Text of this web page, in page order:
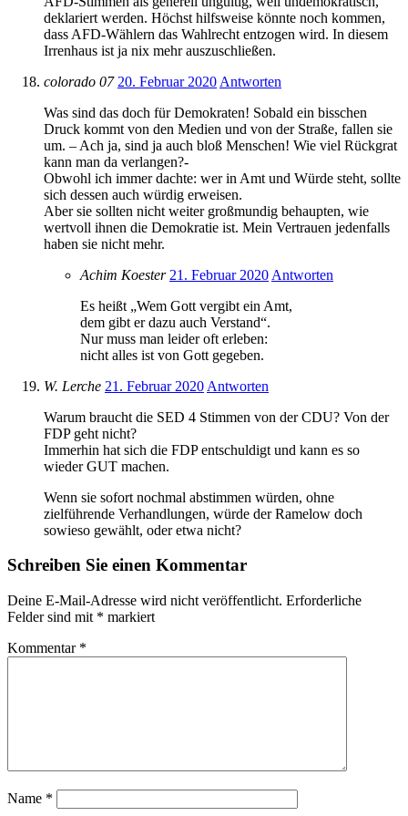
deklariert werden. Höchst hilfsweise könnte noch kommen,
dass AFD-Wählern das Wahlrecht entzogen wird. In diesem
Irrenhaus ist ja nix mehr auszuschließen.
colorado 07 20. Februar 2020 Antworten
Was sind das doch für Demokraten! Sobald ein bisschen
Druck kommt von den Medien und von der Straße, fallen sie
um. – Ach ja, sind ja auch bloß Menschen! Wie viel Rückgrat
kann man da verlangen?-
Obwohl ich immer dachte: wer in Amt und Würde steht, sollte
sich dessen auch würdig erweisen.
Aber sie sollten nicht weiter großmundig behaupten, wie
wertvoll ihnen die Demokratie ist. Mein Vertrauen jedenfalls
haben sie nicht mehr.
Achim Koester 21. Februar 2020 Antworten
Es heißt „Wem Gott vergibt ein Amt,
dem gibt er dazu auch Verstand“.
Nur muss man leider oft erleben:
nicht alles ist von Gott gegeben.
W. Lerche 21. Februar 2020 Antworten
Warum braucht die SED 4 Stimmen von der CDU? Von der
FDP geht nicht?
Immerhin hat sich die FDP entschuldigt und kann es so
wieder GUT machen.
Wenn sie sofort nochmal abstimmen würden, ohne
zielführende Verhandlungen, würde der Ramelow doch
sowieso gewählt, oder etwa nicht?
Schreiben Sie einen Kommentar
Deine E-Mail-Adresse wird nicht veröffentlicht. Erforderliche
Felder sind mit * markiert
Kommentar *
Name *